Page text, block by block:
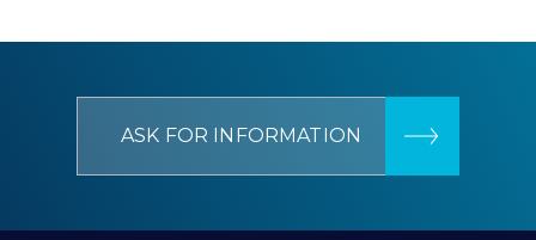
ASK FOR INFORMATION